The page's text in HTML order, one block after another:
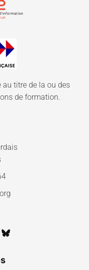
au titre de la ou des
de formation.